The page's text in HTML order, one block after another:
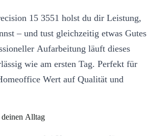
15 3551 holst du dir Leistung,
– und tust gleichzeitig etwas Gutes
Aufarbeitung läuft dieses
wie am ersten Tag. Perfekt für
Wert auf Qualität und
Alltag